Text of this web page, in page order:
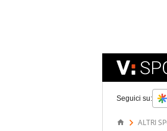
Seguici su:
ALTRI